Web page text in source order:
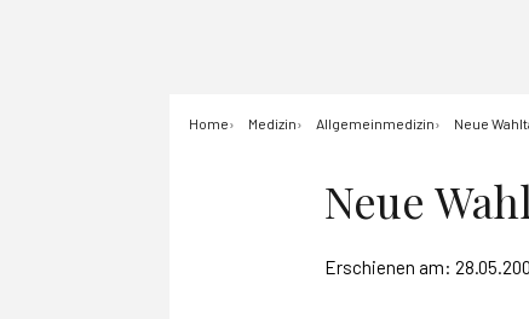
Home Medizin Allgemeinmedizin Neue
Neue
Erschienen am: